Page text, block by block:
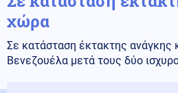
χώρα
Σε κατάσταση έκτακτης ανάγκης
Βενεζουέλα μετά τους δύο